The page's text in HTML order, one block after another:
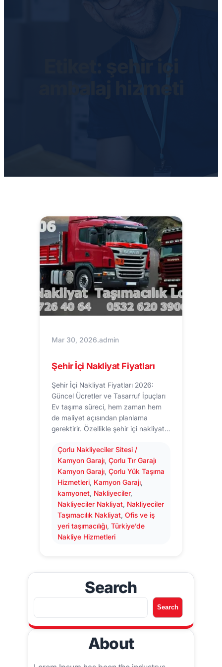
Mar 30, 2026.admin
Şehir İçi Nakliyat Fiyatları
Şehir İçi Nakliyat Fiyatları 2026:
Güncel Ücretler ve Tasarruf İpuçları
Ev taşıma süreci, hem zaman hem
de maliyet açısından planlama
gerektirir. Özellikle şehir içi nakliyat…
Çorlu Nakliyeciler Sitesi /
Kamyon Garajı, Çorlu Tır Garajı
Kamyon Garajı, Çorlu Yük Taşıma
Hizmetleri, Kamyon Garajı
kamyonet, Nakliyeciler
Nakliyeciler Nakliyat, Nakliyeciler
Taşımacılık Nakliyat, Ofis ve iş
yeri taşımacılığı, Türkiye’de
Nakliye Hizmetleri
Search
A
r
a
Search
About